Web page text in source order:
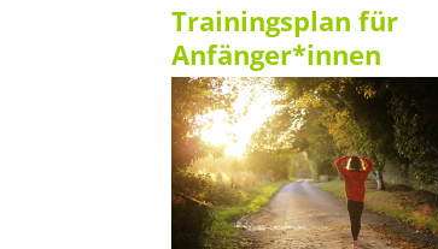
Trainingsplan für
Anfänger*innen